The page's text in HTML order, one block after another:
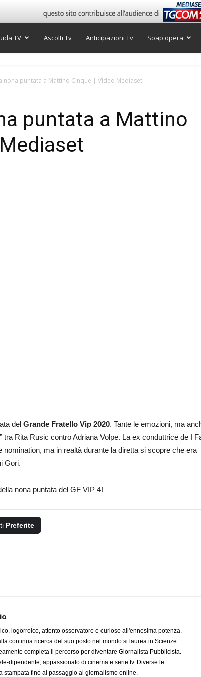
TV Ascolti Tv Anticipazioni Tv Soap opera
nona puntata a Mattino Cinque | Video Mediaset
puntata a Mattino
del Grande Fratello Vip 2020. Tante le emozioni, ma
tra Rita Rusic contro Adriana Volpe. La ex conduttrice de I
ma in realtà durante la diretta si scopre che era
Gori.
nona puntata del GF VIP 4!
Preferite
logorroico, attento osservatore e curioso all'ennesima potenza.
continua ricerca del suo posto nel mondo si laurea in Scienze
completa il percorso per diventare Giornalista Pubblicista.
dipendente, appassionato di cinema e serie tv. Diverse le
stampata fino al passaggio al giornalismo online.